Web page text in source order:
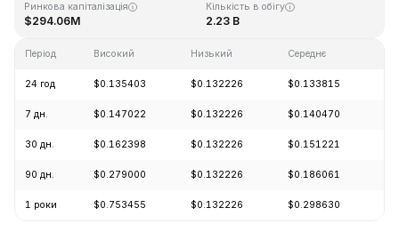
Ринкова капіталізація
$294.06M
Кількість в обігу
2.23 B
Період Високий Низький Середнє
24 год $0.135403 $0.132226 $0.133815
7 дн. $0.147022 $0.132226 $0.140470
30 дн. $0.162398 $0.132226 $0.151221
90 дн. $0.279000 $0.132226 $0.186061
1 роки $0.753455 $0.132226 $0.298630